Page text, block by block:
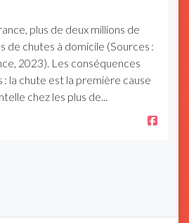
plus de deux millions de
de chutes à domicile (Sources :
2023). Les conséquences
la chute est la première cause
chez les plus de...